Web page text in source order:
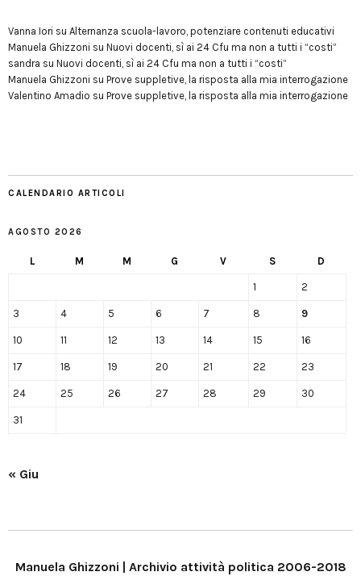
Vanna Iori su Alternanza scuola-lavoro, potenziare contenuti educativi
Manuela Ghizzoni su Nuovi docenti, sì ai 24 Cfu ma non a tutti i “costi”
sandra su Nuovi docenti, sì ai 24 Cfu ma non a tutti i “costi”
Manuela Ghizzoni su Prove suppletive, la risposta alla mia interrogazione
Valentino Amadio su Prove suppletive, la risposta alla mia interrogazione
CALENDARIO ARTICOLI
AGOSTO 2026
L M M G V S D
1 2
3 4 5 6 7 8 9
10 11 12 13 14 15 16
17 18 19 20 21 22 23
24 25 26 27 28 29 30
31
« Giu
Manuela Ghizzoni | Archivio attività politica 2006-2018